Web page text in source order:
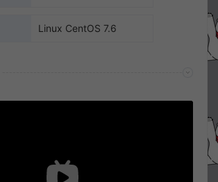
Linux CentOS 7.6